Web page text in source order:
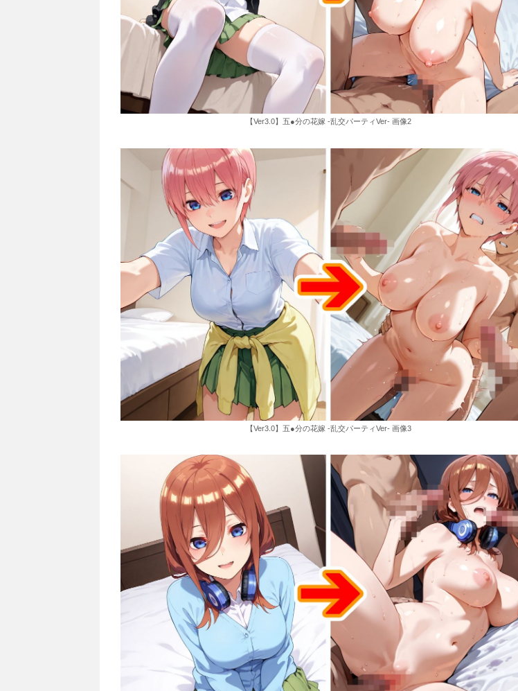
【Ver3.0】五●分の花嫁 -乱交パーティVer- 画像2
【Ver3.0】五●分の花嫁 -乱交パーティVer- 画像3